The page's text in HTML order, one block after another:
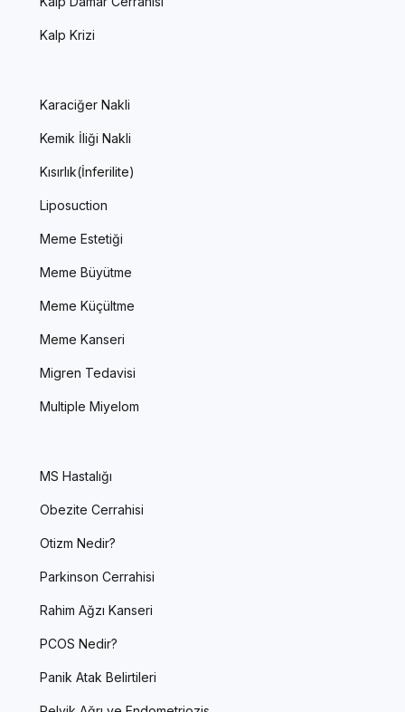
Kalp Krizi
Karaciğer Nakli
Kemik İliği Nakli
Kısırlık(İnferilite)
Liposuction
Meme Estetiği
Meme Büyütme
Meme Küçültme
Meme Kanseri
Migren Tedavisi
Multiple Miyelom
MS Hastalığı
Obezite Cerrahisi
Otizm Nedir?
Parkinson Cerrahisi
Rahim Ağzı Kanseri
PCOS Nedir?
Panik Atak Belirtileri